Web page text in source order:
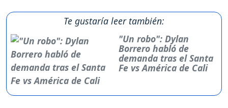
Te gustaría leer también:
"Un robo": Dylan
Borrero habló de
demanda tras el Santa
Fe vs América de Cali